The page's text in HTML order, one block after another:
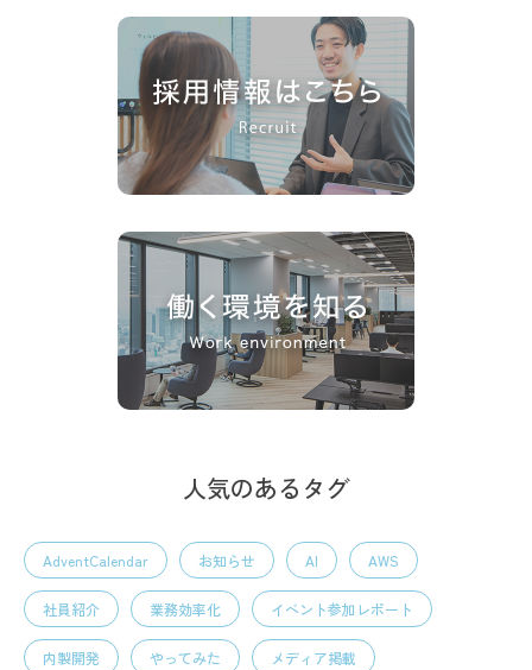
人気のあるタグ
AdventCalendar お知らせ AI AWS
社員紹介 業務効率化 イベント参加レポート
内製開発 やってみた メディア掲載